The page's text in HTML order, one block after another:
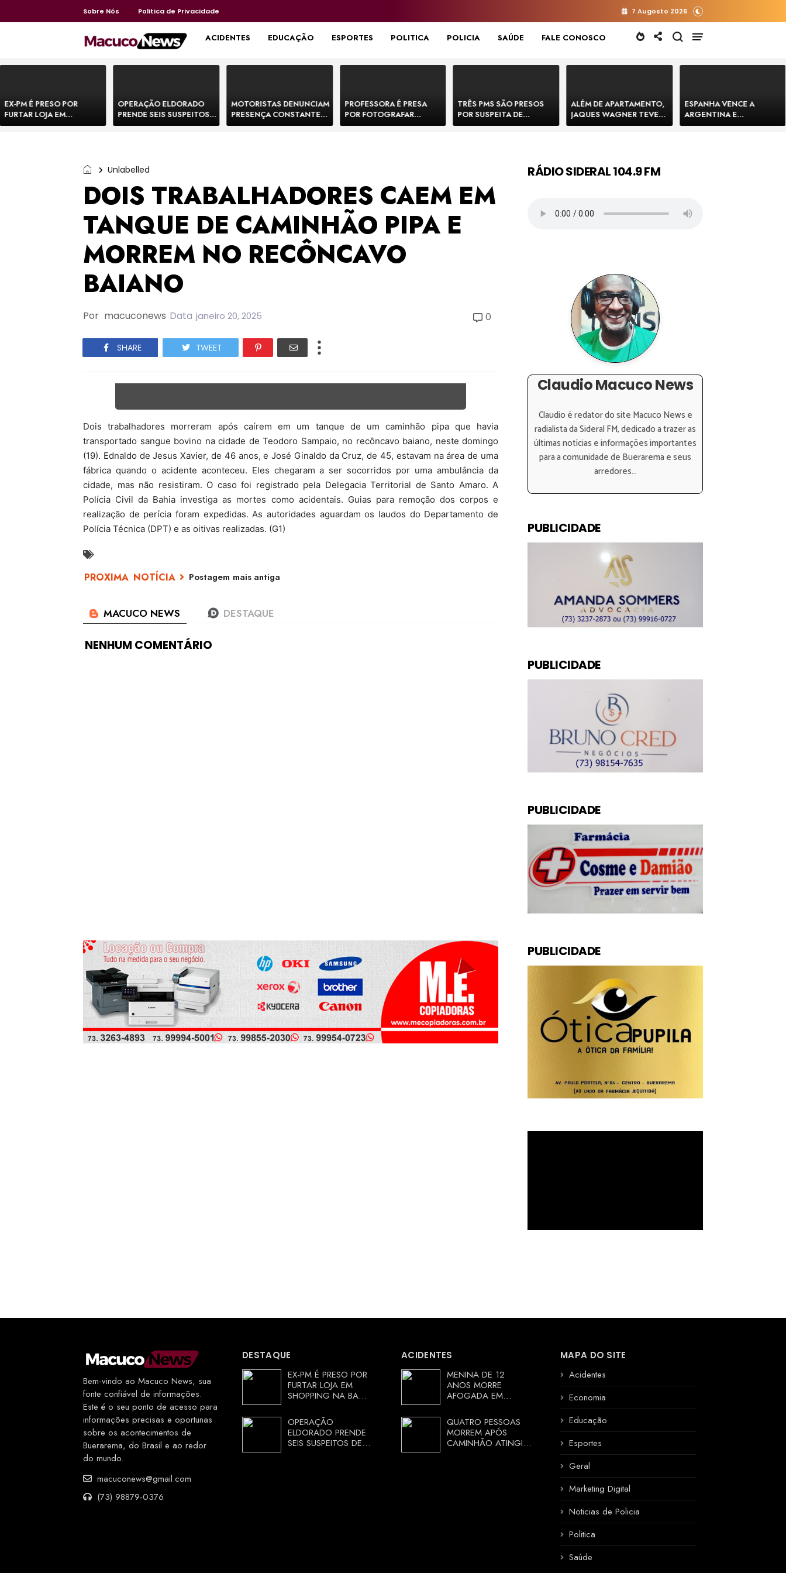
Sobre Nós Politica de Privacidade 7 Augosto 2026
HOME ACIDENTES EDUCAÇÃO ESPORTES POLITICA POLICIA SAÚDE FALE CONOSCO
EX-PM É PRESO POR
FURTAR LOJA EM
SHOPPING NA BAHIA E
OPERAÇÃO ELDORADO
PRENDE SEIS SUSPEITOS
DE MOVIMENTAR R$ 25
MOTORISTAS DENUNCIAM
PRESENÇA CONSTANTE
DE BOVINOS NA BR-330 E
PROFESSORA É PRESA
POR FOTOGRAFAR
PARTES ÍNTIMAS DE
TRÊS PMS SÃO PRESOS
POR SUSPEITA DE
EXECUTAR DOIS HOMENS
ALÉM DE APARTAMENTO,
JAQUES WAGNER TEVE
VENDA DE TERRENO PARA
ESPANHA VENCE A
ARGENTINA E
CONQUISTA A COPA DO
Unlabelled
DOIS TRABALHADORES CAEM EM
TANQUE DE CAMINHÃO PIPA E
MORREM NO RECÔNCAVO
BAIANO
Por macuconews Data janeiro 20, 2025 0
SHARE TWEET
Dois trabalhadores morreram após caírem em um tanque de um caminhão pipa que havia
transportado sangue bovino na cidade de Teodoro Sampaio, no recôncavo baiano, neste domingo
(19). Ednaldo de Jesus Xavier, de 46 anos, e José Ginaldo da Cruz, de 45, estavam na área de uma
fábrica quando o acidente aconteceu. Eles chegaram a ser socorridos por uma ambulância da
cidade, mas não resistiram. O caso foi registrado pela Delegacia Territorial de Santo Amaro. A
Polícia Civil da Bahia investiga as mortes como acidentais. Guias para remoção dos corpos e
realização de perícia foram expedidas. As autoridades aguardam os laudos do Departamento de
Polícia Técnica (DPT) e as oitivas realizadas. (G1)
Postagem mais antiga
NENHUM COMENTÁRIO
RÁDIO SIDERAL 104.9 FM
Claudio Macuco News
Claudio é redator do site Macuco News e
radialista da Sideral FM, dedicado a trazer as
últimas notícias e informações importantes
para a comunidade de Buerarema e seus
arredores...
PUBLICIDADE
PUBLICIDADE
PUBLICIDADE
PUBLICIDADE
Bem-vindo ao Macuco News, sua
fonte confiável de informações.
Este é o seu ponto de acesso para
informações precisas e oportunas
sobre os acontecimentos de
Buerarema, do Brasil e ao redor
do mundo.
macuconews@gmail.com
(73) 98879-0376
DESTAQUE
EX-PM É PRESO POR
FURTAR LOJA EM
SHOPPING NA BAHIA
CORRENDO DE
DELEGACIA
OPERAÇÃO
ELDORADO PRENDE
SEIS SUSPEITOS DE
ACIDENTES
MENINA DE 12
ANOS MORRE
AFOGADA EM
RURAL DE ARACI,
BAHIA; POLÍCIA
INVESTIGA
CIRCUNSTÂNCIAS
QUATRO PESSOAS
MORREM APÓS
CAMINHÃO ATINGIR
MAPA DO SITE
Acidentes
Economia
Educação
Esportes
Geral
Marketing Digital
Noticias de Policia
Politica
Saúde